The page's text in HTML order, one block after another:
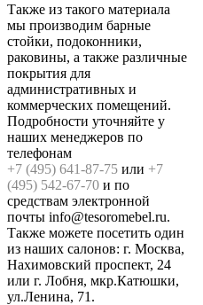
Также из такого материала
мы производим барные
стойки, подоконники,
раковины, а также различные
покрытия для
административных и
коммерческих помещений.
Подробности уточняйте у
наших менеджеров по
телефонам
+7 (495) 641-87-75 или +7
(495) 542-67-70 и по
средствам электронной
почты info@tesoromebel.ru.
Также можете посетить один
из наших салонов: г. Москва,
Нахимовский проспект, 24
или г. Лобня, мкр.Катюшки,
ул.Ленина, 71.